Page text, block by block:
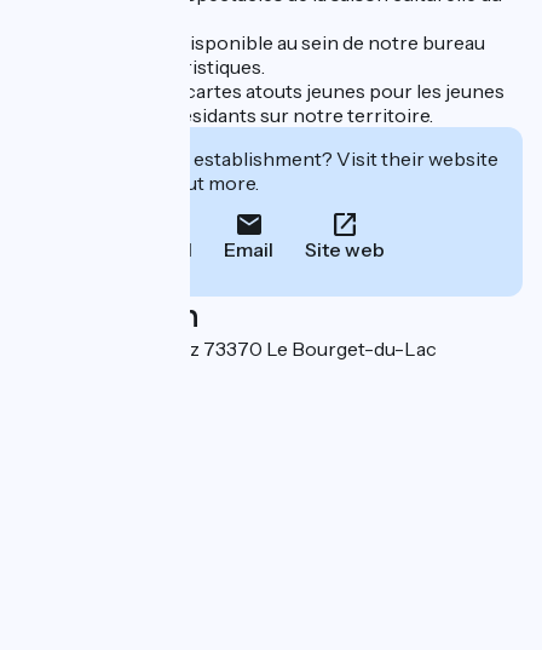
Un réseau wifi est disponible au sein de notre bureau
d’informations touristiques.
Nous réalisons les cartes atouts jeunes pour les jeunes
entre 11 et 25 ans résidants sur notre territoire.
Interested in this establishment? Visit their website
to book or find out more.
Call Email Site web
Localisation
Place Général Sevez 73370 Le Bourget-du-Lac